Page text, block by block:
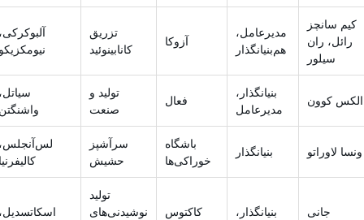
کیم سانچز
رائل، ران
سیلور
مدیرعامل،
هم‌بنیانگذار
آزوکا
تزریق
کانابینوئید
الکس کوون
بنیانگذار،
مدیرعامل
فعال
تولید و
صنعت
ونسا لاوراتو بنیانگذار
باشگاه
خوراکی‌ها
سرآشپز
حشیش
جانی
بنیانگذار،
کاکتوس
تولید
نوشیدنی‌های